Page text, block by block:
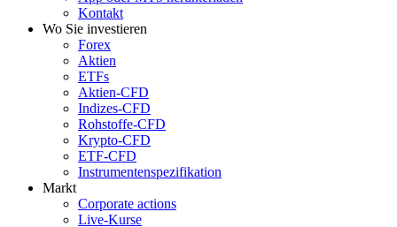
Kontakt
Wo Sie investieren
Forex
Aktien
ETFs
Aktien-CFD
Indizes-CFD
Rohstoffe-CFD
Krypto-CFD
ETF-CFD
Instrumentenspezifikation
Markt
Corporate actions
Live-Kurse